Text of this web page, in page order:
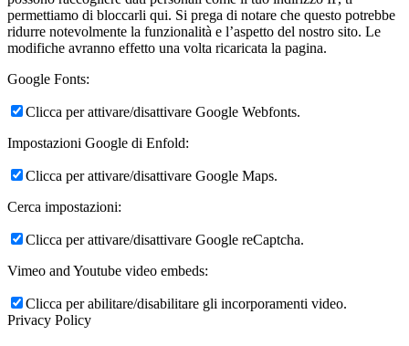
permettiamo di bloccarli qui. Si prega di notare che questo potrebbe
ridurre notevolmente la funzionalità e l’aspetto del nostro sito. Le
modifiche avranno effetto una volta ricaricata la pagina.
Google Fonts:
Clicca per attivare/disattivare Google Webfonts.
Impostazioni Google di Enfold:
Clicca per attivare/disattivare Google Maps.
Cerca impostazioni:
Clicca per attivare/disattivare Google reCaptcha.
Vimeo and Youtube video embeds:
Clicca per abilitare/disabilitare gli incorporamenti video.
Privacy Policy